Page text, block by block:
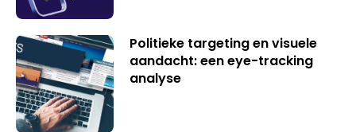
Politieke targeting en visuele
aandacht: een eye-tracking
analyse